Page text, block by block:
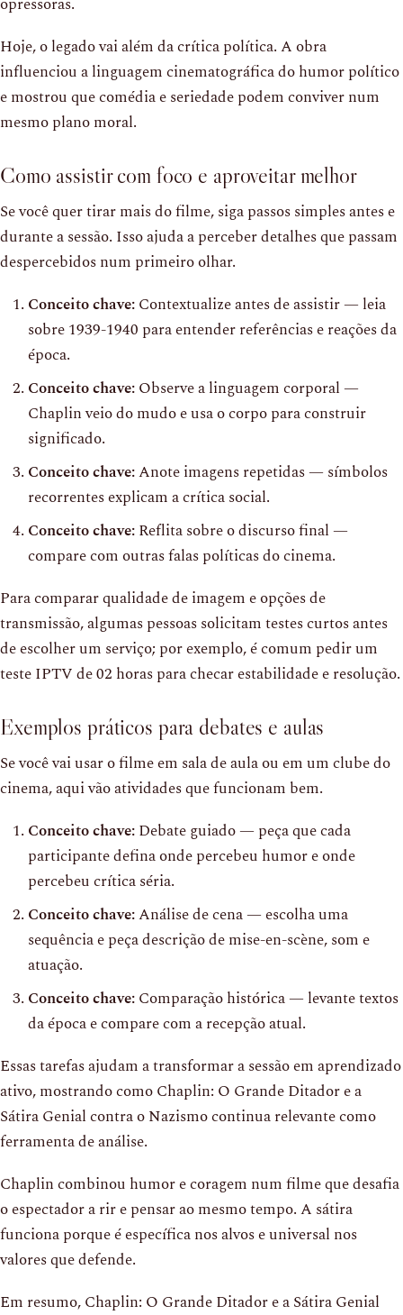
Hoje, o legado vai além da crítica política. A obra
influenciou a linguagem cinematográfica do humor político
e mostrou que comédia e seriedade podem conviver num
mesmo plano moral.
Como assistir com foco e aproveitar melhor
Se você quer tirar mais do filme, siga passos simples antes e
durante a sessão. Isso ajuda a perceber detalhes que passam
despercebidos num primeiro olhar.
Conceito chave:Contextualize antes de assistir — leia
sobre 1939-1940 para entender referências e reações da
época.
Conceito chave:Observe a linguagem corporal —
Chaplin veio do mudo e usa o corpo para construir
significado.
Conceito chave:Anote imagens repetidas — símbolos
recorrentes explicam a crítica social.
Conceito chave:Reflita sobre o discurso final —
compare com outras falas políticas do cinema.
Para comparar qualidade de imagem e opções de
transmissão, algumas pessoas solicitam testes curtos antes
de escolher um serviço; por exemplo, é comum pedir um
teste IPTV de 02 horas para checar estabilidade e resolução.
Exemplos práticos para debates e aulas
Se você vai usar o filme em sala de aula ou em um clube do
cinema, aqui vão atividades que funcionam bem.
Conceito chave:Debate guiado — peça que cada
participante defina onde percebeu humor e onde
percebeu crítica séria.
Conceito chave:Análise de cena — escolha uma
sequência e peça descrição de mise-en-scène, som e
atuação.
Conceito chave:Comparação histórica — levante textos
da época e compare com a recepção atual.
Essas tarefas ajudam a transformar a sessão em aprendizado
ativo, mostrando como Chaplin: O Grande Ditador e a
Sátira Genial contra o Nazismo continua relevante como
ferramenta de análise.
Chaplin combinou humor e coragem num filme que desafia
o espectador a rir e pensar ao mesmo tempo. A sátira
funciona porque é específica nos alvos e universal nos
valores que defende.
Em resumo, Chaplin: O Grande Ditador e a Sátira Genial